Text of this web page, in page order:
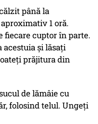
până la
1 oră.
fiecare cuptor în parte.
și lăsați
prăjitura din
de lămâie cu
folosind telul. Ungeți